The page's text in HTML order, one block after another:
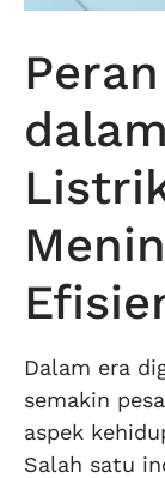
Dalam era
semakin
aspek
Salah satu